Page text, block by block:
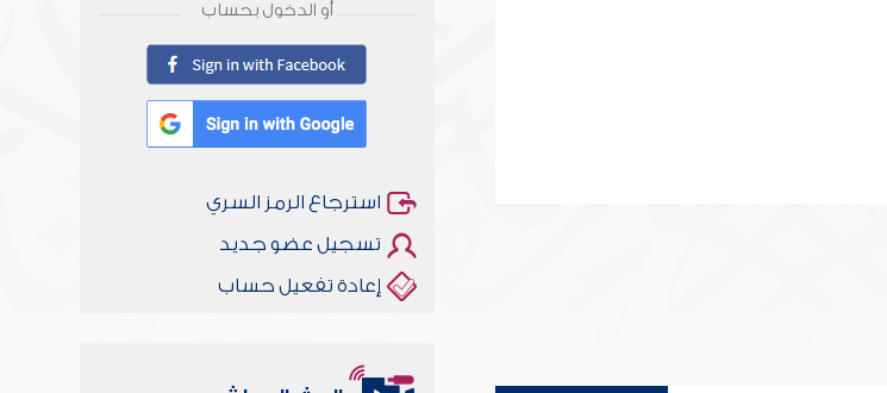
أو الدخول بحساب
استرجاع الرمز السري
تسجيل عضو جديد
إعادة تفعيل حساب